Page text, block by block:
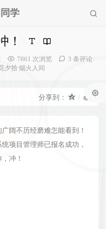
学
！
7861 次浏览
3 条评论
夕拾 烟火人间
分享到：
阔不历经磨难怎能看到！
项目管理师已报名成功，
冲！